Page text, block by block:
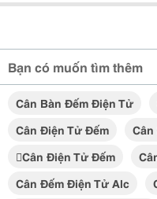
Bạn có muốn tìm thêm
Cân Bàn Đếm Điện Tử
Cân Điện Tử Đếm
cân Điện Tử Đếm
Cân Đếm Điện Tử Alc